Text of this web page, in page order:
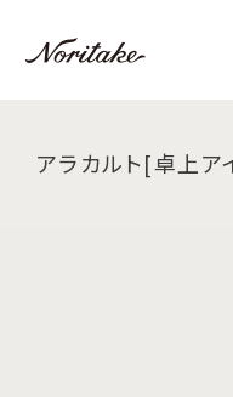
アラカルト[卓上ア